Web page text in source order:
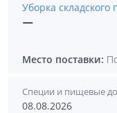
Уборка
—
Место поставки:
Специи и пищевые
08.08.2026